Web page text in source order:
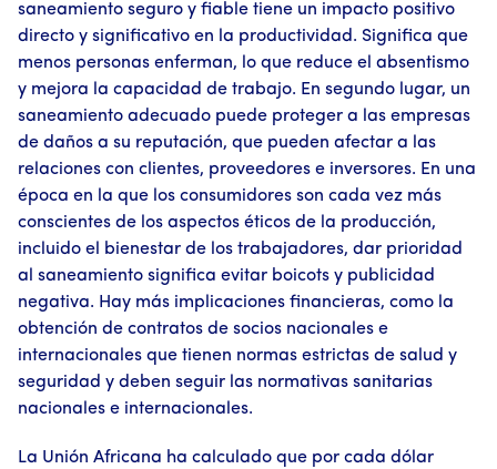
saneamiento seguro y fiable tiene un impacto positivo
directo y significativo en la productividad. Significa que
menos personas enferman, lo que reduce el absentismo
y mejora la capacidad de trabajo. En segundo lugar, un
saneamiento adecuado puede proteger a las empresas
de daños a su reputación, que pueden afectar a las
relaciones con clientes, proveedores e inversores. En una
época en la que los consumidores son cada vez más
conscientes de los aspectos éticos de la producción,
incluido el bienestar de los trabajadores, dar prioridad
al saneamiento significa evitar boicots y publicidad
negativa. Hay más implicaciones financieras, como la
obtención de contratos de socios nacionales e
internacionales que tienen normas estrictas de salud y
seguridad y deben seguir las normativas sanitarias
nacionales e internacionales.
La Unión Africana ha calculado que por cada dólar